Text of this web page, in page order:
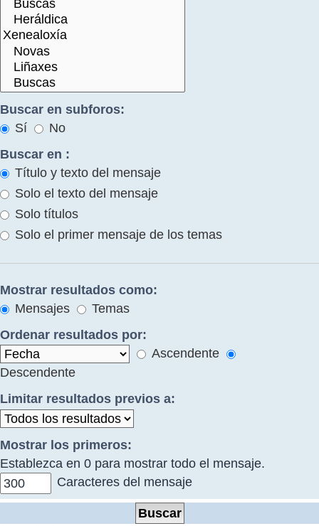
Buscar en subforos:
Sí
No
Buscar en :
Título y texto del mensaje
Solo el texto del mensaje
Solo títulos
Solo el primer mensaje de los temas
Mostrar resultados como:
Mensajes
Temas
Ordenar resultados por:
Ascendente
Descendente
Limitar resultados previos a:
Mostrar los primeros:
Establezca en 0 para mostrar todo el mensaje.
Caracteres del mensaje